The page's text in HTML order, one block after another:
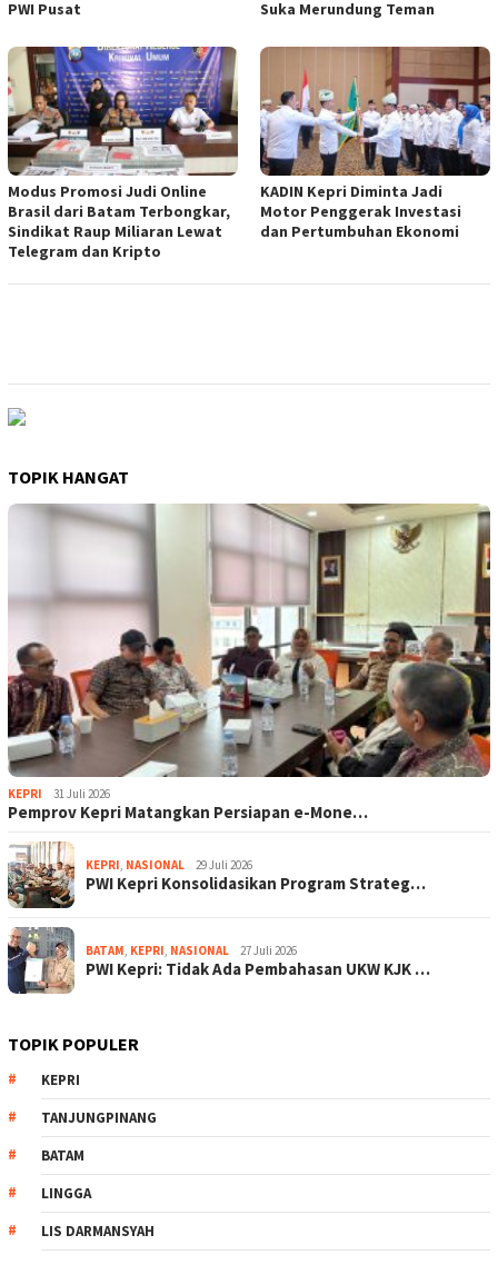
PWI Pusat Suka Merundung Teman
Modus Promosi Judi Online
Brasil dari Batam Terbongkar,
Sindikat Raup Miliaran Lewat
Telegram dan Kripto
KADIN Kepri Diminta Jadi
Motor Penggerak Investasi
dan Pertumbuhan Ekonomi
TOPIK HANGAT
KEPRI 31 Juli 2026
Pemprov Kepri Matangkan Persiapan e-Mone…
KEPRI NASIONAL 29 Juli 2026
PWI Kepri Konsolidasikan Program Strateg…
BATAM KEPRI NASIONAL 27 Juli 2026
PWI Kepri: Tidak Ada Pembahasan UKW KJK …
TOPIK POPULER
KEPRI
TANJUNGPINANG
BATAM
LINGGA
LIS DARMANSYAH